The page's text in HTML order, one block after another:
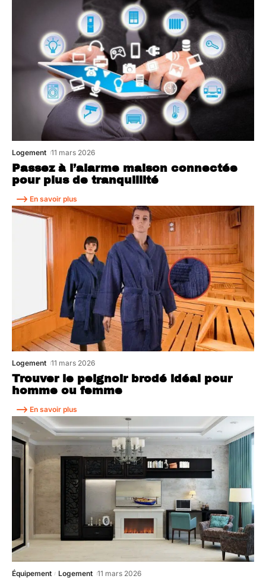
Passez à l’alarme maison connectée
pour plus de tranquillité
Logement 11 mars 2026
En savoir plus
Trouver le peignoir brodé idéal pour
homme ou femme
Logement 11 mars 2026
En savoir plus
Équipement Logement 11 mars 2026